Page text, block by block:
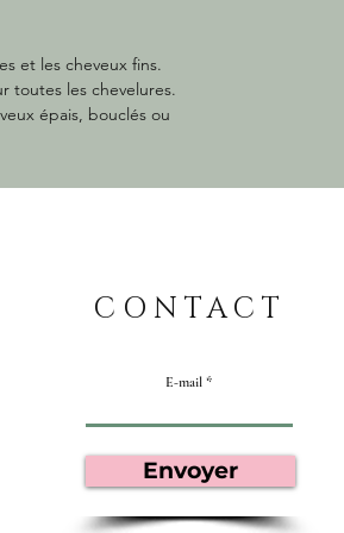
— Un chouchou en
cheveux avant de
et les cheveux fins.
toutes les chevelures.
épais, bouclés ou
CONTACT
E-mail
Envoyer